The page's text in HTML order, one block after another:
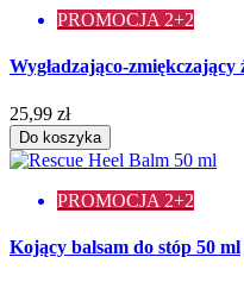
PROMOCJA 2+2
Wygładzająco-zmiękczający
25,99 zł
Do koszyka
PROMOCJA 2+2
Kojący balsam do stóp 50 ml